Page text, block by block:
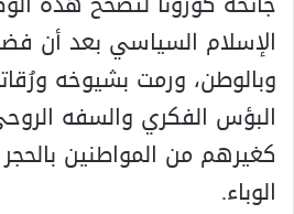
الإسلام السياسي بعد أن
وبالوطن، ورمت بشيوخه
البؤس الفكري والسفه
كغيرهم من المواطنين
الوباء.